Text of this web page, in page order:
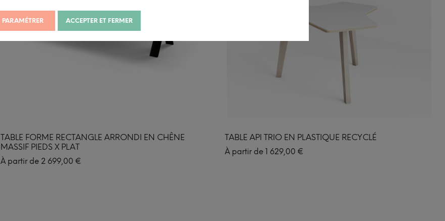
PARAMÉTRER ACCEPTER ET FERMER
TABLE FORME RECTANGLE ARRONDI EN CHÊNE
MASSIF PIEDS X PLAT
À partir de 2 699,00 €
TABLE API TRIO EN PLASTIQUE RECYCLÉ
À partir de 1 629,00 €